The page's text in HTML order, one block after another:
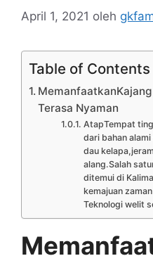
April 1, 2021 oleh
Table of Contents
Terasa Nyaman
AtapTempat
dari bahan
dau
alang.Salah
ditemui di
kemajuan
Teknologi welit